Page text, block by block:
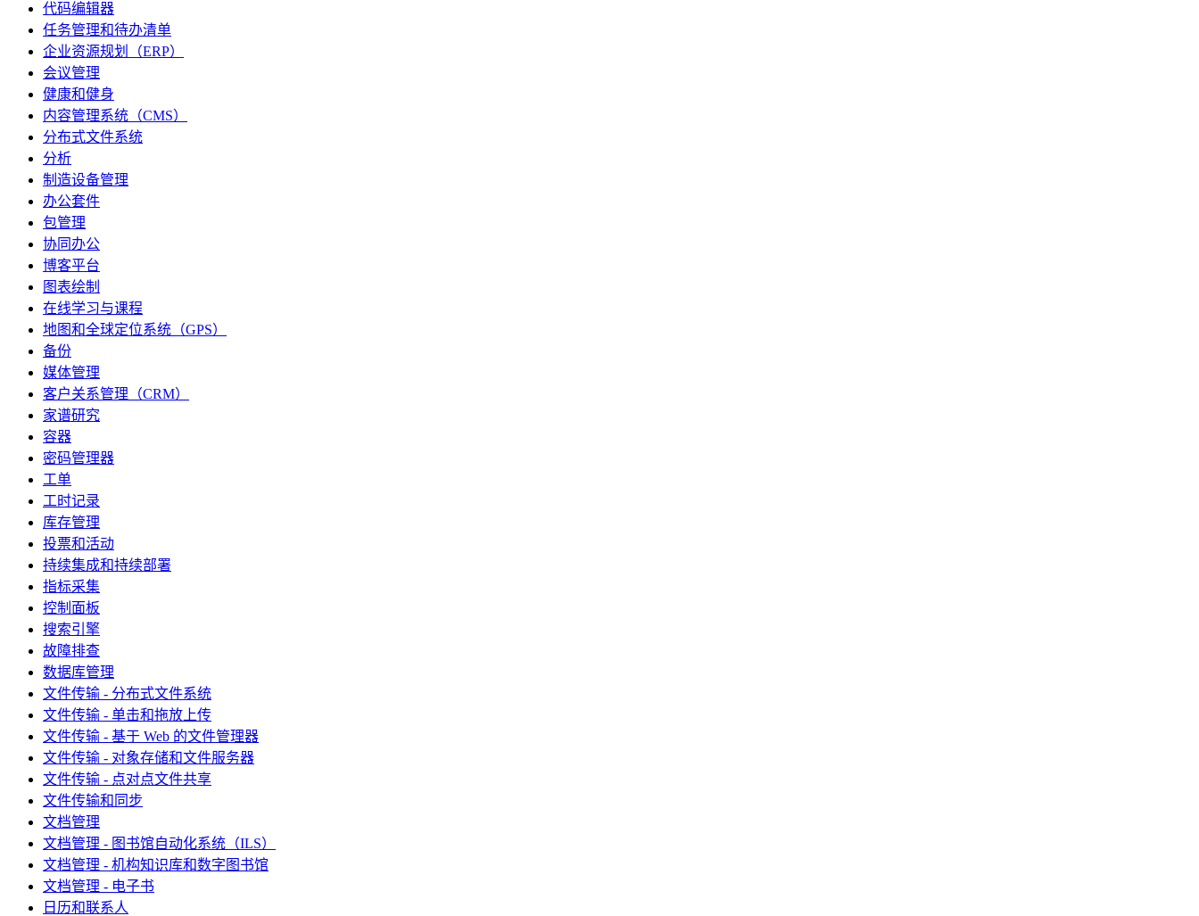
代码编辑器
任务管理和待办清单
企业资源规划（ERP）
会议管理
健康和健身
内容管理系统（CMS）
分布式文件系统
分析
制造设备管理
办公套件
包管理
协同办公
博客平台
图表绘制
在线学习与课程
地图和全球定位系统（GPS）
备份
媒体管理
客户关系管理（CRM）
家谱研究
容器
密码管理器
工单
工时记录
库存管理
投票和活动
持续集成和持续部署
指标采集
控制面板
搜索引擎
故障排查
数据库管理
文件传输 - 分布式文件系统
文件传输 - 单击和拖放上传
文件传输 - 基于 Web 的文件管理器
文件传输 - 对象存储和文件服务器
文件传输 - 点对点文件共享
文件传输和同步
文档管理
文档管理 - 图书馆自动化系统（ILS）
文档管理 - 机构知识库和数字图书馆
文档管理 - 电子书
日历和联系人